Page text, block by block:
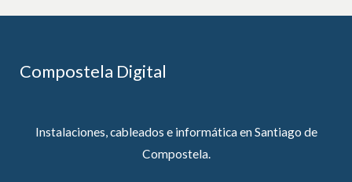
Compostela Digital
Instalaciones, cableados e informática en Santiago de
Compostela.